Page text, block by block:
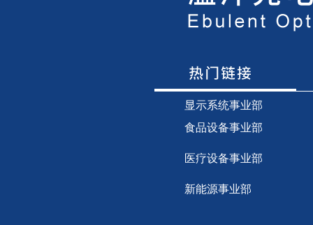
显示系统事业部
食品设备事业部
医疗设备事业部
新能源事业部